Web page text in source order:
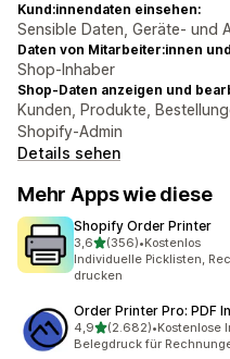
Kund:innendaten einsehen:
Sensible Daten, Geräte- und
Daten von Mitarbeiter:innen
Shop-Inhaber
Shop-Daten anzeigen und
Kunden, Produkte,
Shopify-Admin
Details sehen
Mehr Apps wie diese
Shopify Order Printer
3,6von 5 Sternen
(356)
356 Rezensionen
•Kostenlos
Individuelle Picklisten,
drucken
Order Printer Pro: PDF
4,9von 5 Sternen
(2.682)
2682 Rezensionen
•Kostenlose
Belegdruck für